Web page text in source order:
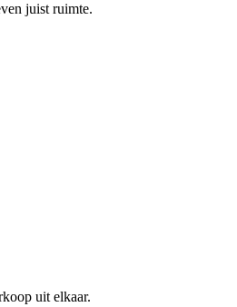
juist ruimte.
uit elkaar.